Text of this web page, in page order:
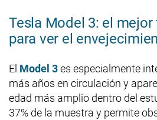
Tesla Model 3: el
para ver el
El Model 3es especialmente
más años en circulación y
edad más amplio dentro del
37% de la muestra y permite